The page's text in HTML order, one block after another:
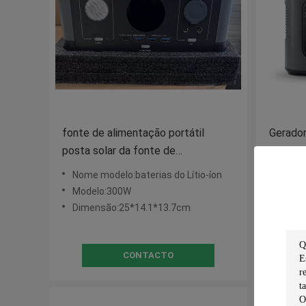
fonte de alimentação portátil
posta solar da fonte de
alimentação de 300W Protable
para atividades exteriores de
acampamento
Nome modelo:baterias do Lítio-íon
Modelo:300W
Dimensão:25*14.1*13.7cm
CONTACTO